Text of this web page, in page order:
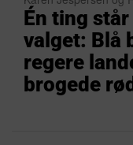
Én ting
valget: Blå
regere
brogede